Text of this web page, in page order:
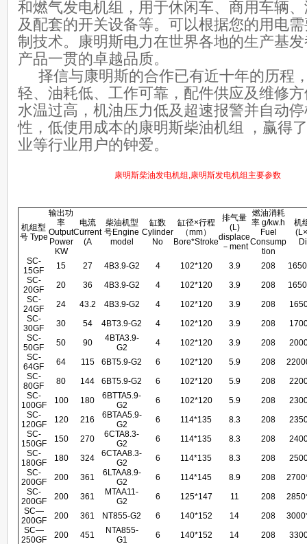
和燃气发电机组，用于休闲车、商用车辆
及配套的开关设备等。可以根据您的用电
制技术。康明斯电力在世界各地的生产基
产品一贯的卓越品质。
择信与康明斯的合作已有近十年的历程
轻、油耗低、工作可靠，配件供应及维修
水温过高，机油压力低及超速报警并自动
性，低使用成本的康明斯柴油机组 ，赢得
业等行业用户的钟爱。
康明斯柴油发电机组 ,康明斯发电机组 主要参数
机组型
号 Type
输出功
率
Output
Power
KW
电流
Current
(A
柴油机型
号Engine
model
缸数
Cylinder
No
缸径×行程
（mm）
Bore*Stroke
排气量
(L)
displace
－ ment
燃油消耗
率 g/kw.h
Fuel
Consump
tion
机
SC-
15GF
15 27 4B3.9-G2 4 102*120 3.9 208
SC-
20GF
20 36 4B3.9-G2 4 102*120 3.9 208
SC-
24GF
24 43.2 4B3.9-G2 4 102*120 3.9 208
SC-
30GF
30 54 4BT3.9-G2 4 102*120 3.9 208
SC-
50GF
50 90
4BTA3.9-
G2
4 102*120 3.9 208
SC-
64GF
64 115 6BT5.9-G2 6 102*120 5.9 208
SC-
80GF
80 144 6BT5.9-G2 6 102*120 5.9 208
SC-
100GF
100 180
6BTTA5.9-
G2
6 102*120 5.9 208
SC-
120GF
120 216
6BTAA5.9-
G2
6 114*135 8.3 208
SC-
150GF
150 270
6CTA8.3-
G2
6 114*135 8.3 208
SC-
180GF
180 324
6CTAA8.3-
G2
6 114*135 8.3 208
SC-
200GF
200 361
6LTAA8.9-
G2
6 114*145 8.9 208
SC-
200GF
200 361
MTAA11-
G2
6 125*147 11 208
SC—
200GF
200 361 NT855-G2 6 140*152 14 208
SC—
250GF
200 451
NTA855-
G1
6 140*152 14 208